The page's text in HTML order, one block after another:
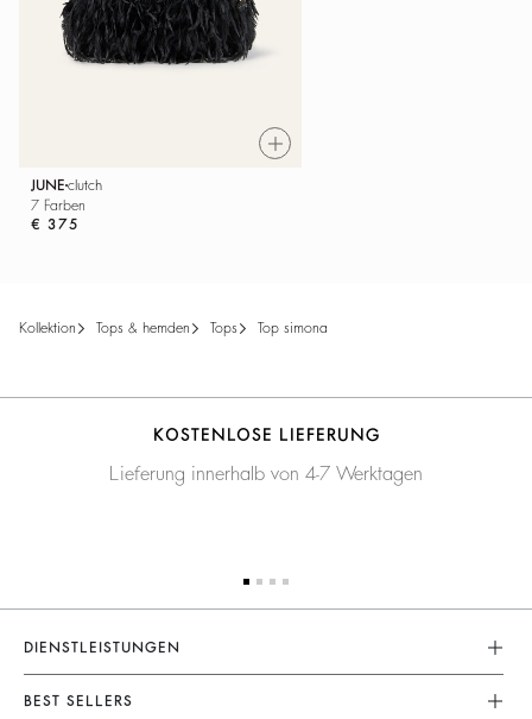
JUNE clutch
7 Farben
€ 375
kollektion tops & hemden tops top simona
KOSTENLOSE LIEFERUNG
Lieferung innerhalb von 4-7 Werktagen
DIENSTLEISTUNGEN
Rücksendungen Und Erstattungen
BEST SELLERS